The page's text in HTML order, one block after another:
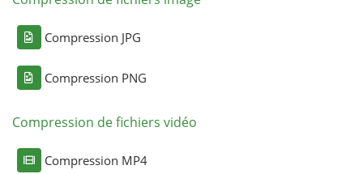
Compression JPG
Compression PNG
Compression de fichiers vidéo
Compression MP4